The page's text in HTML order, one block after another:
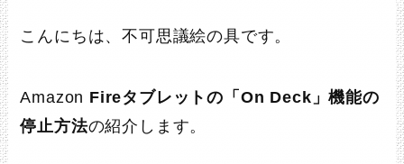
128GB EVO Plus microSDXC
UHS-I U3 Nintendo Switch 動
作確認済 最大転送速度130MB/秒
こんにちは、不可思議絵の具です。
Amazon Fireタブレットの「On Deck」機能の
停止方法の紹介します。